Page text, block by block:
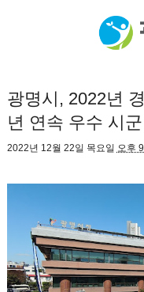
광명시, 2022년
년 연속 우수 시
2022년 12월 22일 목요일 오후